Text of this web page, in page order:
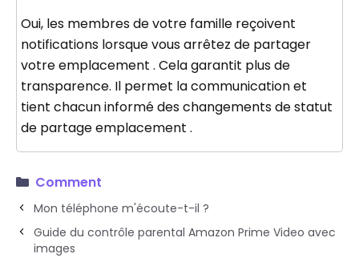
Oui, les membres de votre famille reçoivent
notifications lorsque vous arrêtez de partager
votre emplacement . Cela garantit plus de
transparence. Il permet la communication et
tient chacun informé des changements de statut
de partage emplacement .
Comment
Mon téléphone m'écoute-t-il ?
Guide du contrôle parental Amazon Prime Video avec
images